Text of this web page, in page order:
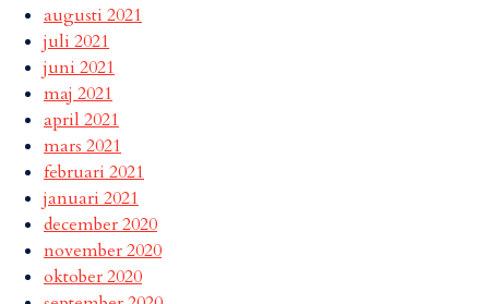
augusti 2021
juli 2021
juni 2021
maj 2021
april 2021
mars 2021
februari 2021
januari 2021
december 2020
november 2020
oktober 2020